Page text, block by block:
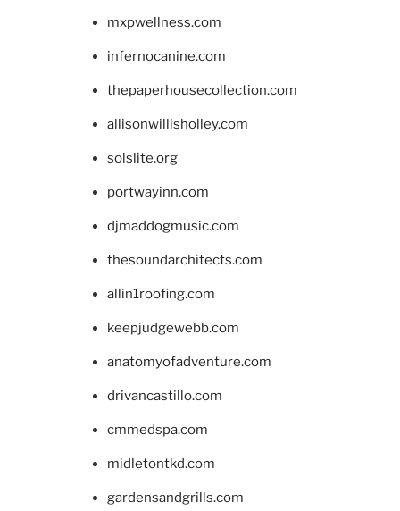
mxpwellness.com
infernocanine.com
thepaperhousecollection.com
allisonwillisholley.com
solslite.org
portwayinn.com
djmaddogmusic.com
thesoundarchitects.com
allin1roofing.com
keepjudgewebb.com
anatomyofadventure.com
drivancastillo.com
cmmedspa.com
midletontkd.com
gardensandgrills.com